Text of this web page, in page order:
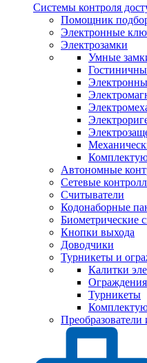
Системы контроля
Помощник
Электронные
Электрозамки
Умные
Автономные
Сетевые
Считыватели
Кодонаборные
Биометрические
Кнопки выхода
Доводчики
Турникеты и
Калитки
Ограждения
Турникеты
Преобразователи